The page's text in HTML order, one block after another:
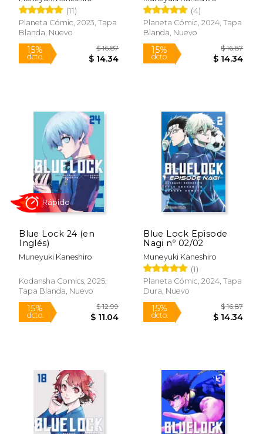
15%
dcto. $ 11.04
15%
dcto.
(11)
Planeta Cómic, 2023, Tapa
Blanda, Nuevo
(4)
Planeta Cómic, 2024, Tapa
Blanda, Nuevo
Blue Lock 24 (en
Inglés)
Muneyuki Kaneshiro
Kodansha Comics, 2025,
Tapa Blanda, Nuevo
Blue Lock Episode
Nagi nº 02/02
Muneyuki Kaneshiro
(1)
Planeta Cómic, 2024, Tapa
Dura, Nuevo